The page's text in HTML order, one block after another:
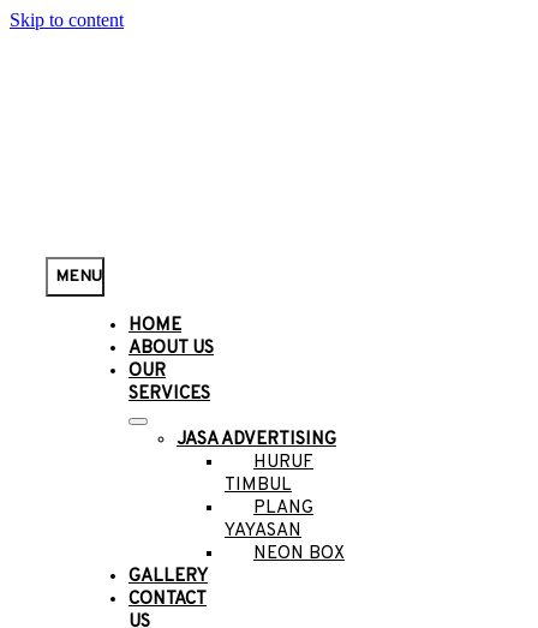
Skip to content
MENU
HOME
ABOUT US
OUR
SERVICES
JASA ADVERTISING
HURUF
TIMBUL
PLANG
YAYASAN
NEON BOX
GALLERY
CONTACT
US